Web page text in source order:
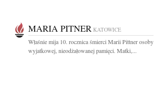
MARIA PITNER KATOWICE
Właśnie mija 10. rocznica śmierci Marii Pittner osoby
wyjatkowej, nieodżałowanej pamięci. Matki,...